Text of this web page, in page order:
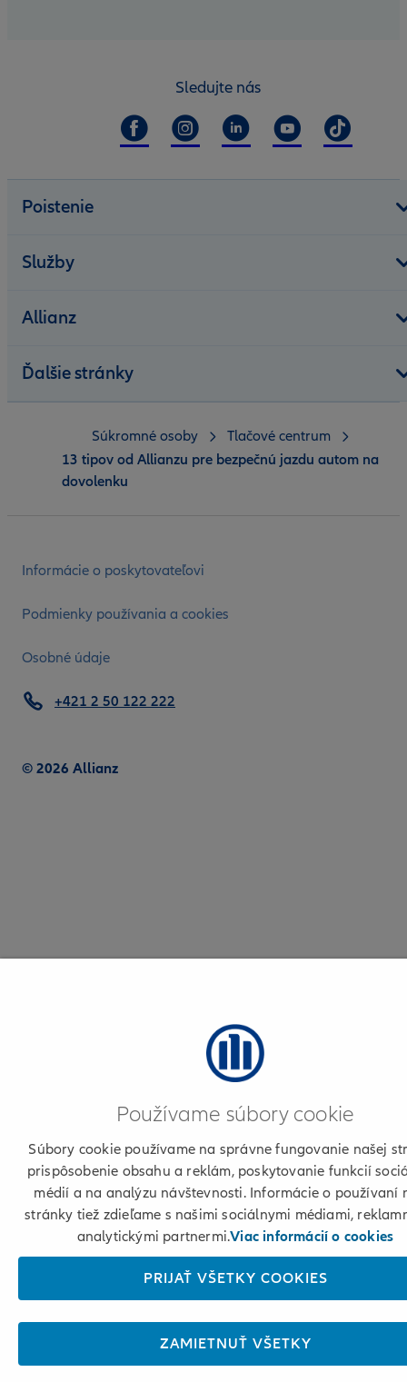
Sledujte nás
Poistenie
Služby
Allianz
Ďalšie stránky
Informácie o poskytovateľovi
Podmienky používania a cookies
Osobné údaje
© 2026 Allianz
+421 2 50 122 222
Súkromné osoby
Tlačové centrum
13 tipov od Allianzu pre bezpečnú jazdu autom na
dovolenku
Používame súbory cookie
Súbory cookie používame na správne fungovanie našej
prispôsobenie obsahu a reklám, poskytovanie funkcií
médií a na analýzu návštevnosti. Informácie o používaní
stránky tiež zdieľame s našimi sociálnymi médiami,
analytickými partnermi.Viac informácií o cookies
PRIJAŤ VŠETKY COOKIES
ZAMIETNUŤ VŠETKY